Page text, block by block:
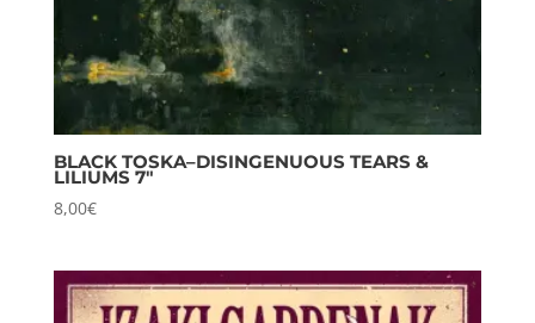
BLACK TOSKA–DISINGENUOUS TEARS &
LILIUMS 7″
8,00€